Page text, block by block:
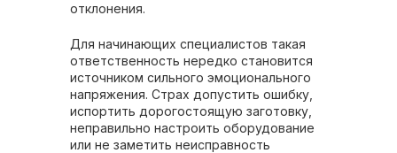
отклонения.
Для начинающих специалистов такая
ответственность нередко становится
источником сильного эмоционального
напряжения. Страх допустить ошибку,
испортить дорогостоящую заготовку,
неправильно настроить оборудование
или не заметить неисправность